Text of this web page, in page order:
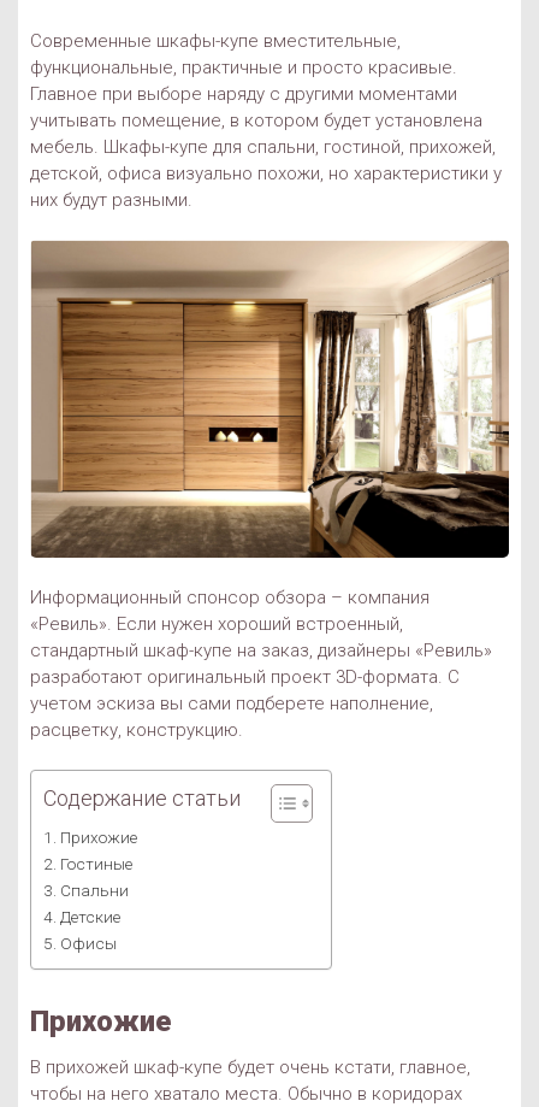
Современные шкафы-купе вместительные,
функциональные, практичные и просто красивые.
Главное при выборе наряду с другими моментами
учитывать помещение, в котором будет установлена
мебель. Шкафы-купе для спальни, гостиной, прихожей,
детской, офиса визуально похожи, но характеристики у
них будут разными.
Информационный спонсор обзора – компания
«Ревиль». Если нужен хороший встроенный,
стандартный шкаф-купе на заказ, дизайнеры «Ревиль»
разработают оригинальный проект 3D-формата. С
учетом эскиза вы сами подберете наполнение,
расцветку, конструкцию.
Содержание статьи
Прихожие
Гостиные
Спальни
Детские
Офисы
Прихожие
В прихожей шкаф-купе будет очень кстати, главное,
чтобы на него хватало места. Обычно в коридорах